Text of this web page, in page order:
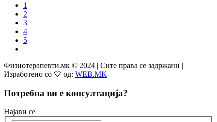
1
2
3
4
5
Физиотерапевти.мк © 2024 | Сите права се задржани |
Изработено со 🤍 од: WEB.MK
Потребна ви е консултација?
Најави се